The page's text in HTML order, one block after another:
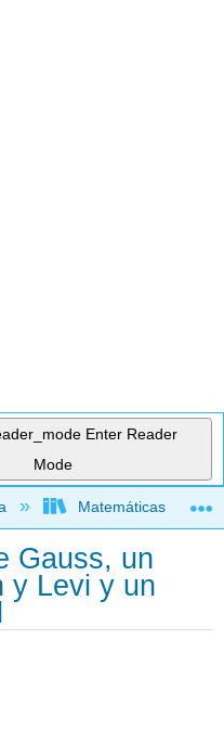
Enter Reader
Mode
global
Matemáticas
Gauss, un
y Levi y un